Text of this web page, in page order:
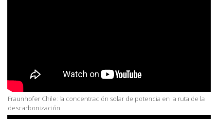
Fraunhofer Chile: la concentración solar de potencia en la ruta de la
descarbonización